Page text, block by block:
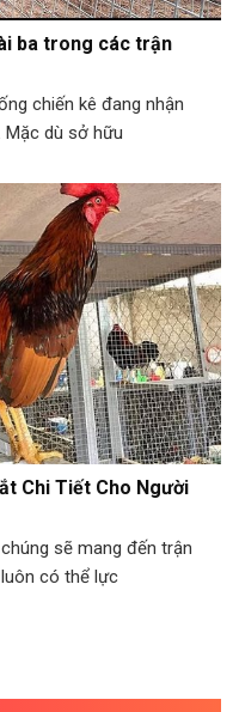
ba trong các trận
chiến kê đang nhận
dù sở hữu
Chi Tiết Cho Người
sẽ mang đến trận
có thể lực